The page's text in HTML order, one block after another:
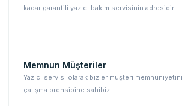
kadar garantili yazıcı bakım servisinin adresidir.
Memnun Müşteriler
Yazıcı servisi olarak bizler müşteri
çalışma prensibine sahibiz